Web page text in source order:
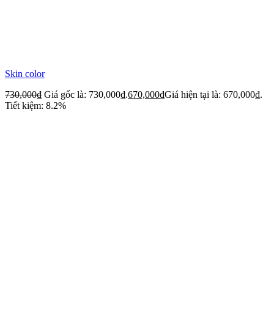
Skin color
730,000₫ Giá gốc là: 730,000₫.670,000₫Giá hiện tại là: 670,000₫.
Tiết kiệm: 8.2%